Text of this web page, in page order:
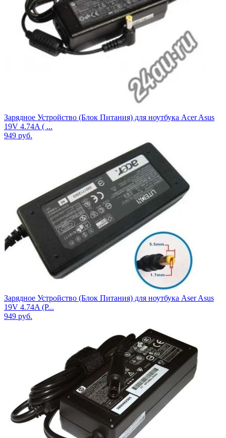
Зарядное Устройство (Блок Питания) для ноутбука Aсer Asus
19V 4.74A ( ...
949 руб.
Зарядное Устройство (Блок Питания) для ноутбука Aser Asus
19V 4.74A (Р...
949 руб.